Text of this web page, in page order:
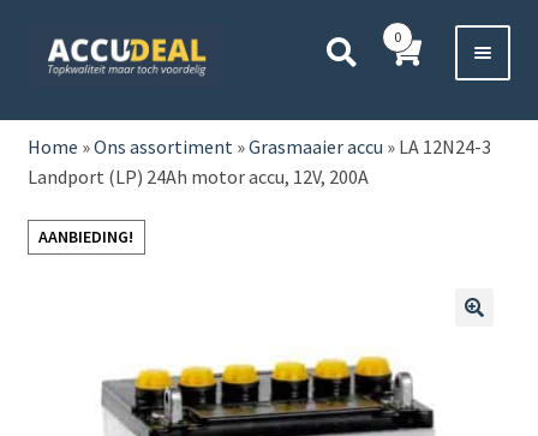
door
naar
direct
naar
HOME
AUTO
BOOT
Home »Ons assortiment»Grasmaaier accu » LA 12N24-3
Landport (LP) 24Ah motor accu, 12V, 200A
AANBIEDING!
0